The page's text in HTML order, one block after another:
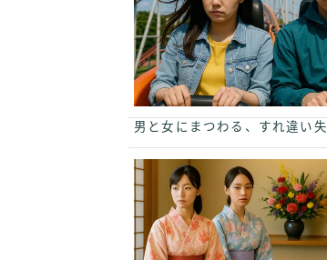
男と女にまつわる、すれ違い